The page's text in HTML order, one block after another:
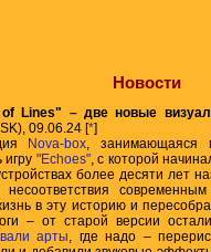
Новости
Lines" – две новые
09.06.24 [*]
Nova-box, занимающаяся
"Echoes", с которой
более десяти лет
несоответствия
в эту историю и
– от старой версии
арты, где надо –